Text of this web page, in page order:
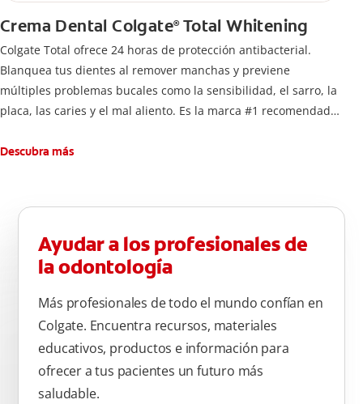
Crema Dental Colgate®Total Whitening
Colgate Total ofrece 24 horas de protección antibacterial.
Blanquea tus dientes al remover manchas y previene
múltiples problemas bucales como la sensibilidad, el sarro, la
placa, las caries y el mal aliento. Es la marca #1 recomendada
Descubra más
Ayudar a los profesionales de
la odontología
Más profesionales de todo el mundo confían en
Colgate. Encuentra recursos, materiales
educativos, productos e información para
ofrecer a tus pacientes un futuro más
saludable.